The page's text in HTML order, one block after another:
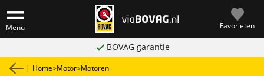
Menu Favorieten
BOVAG garantie
| Home>Motor>Motoren